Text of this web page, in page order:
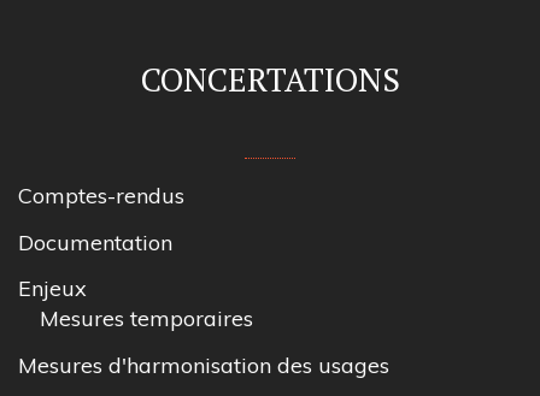
CONCERTATIONS
Comptes-rendus
Documentation
Enjeux
Mesures temporaires
Mesures d'harmonisation des usages